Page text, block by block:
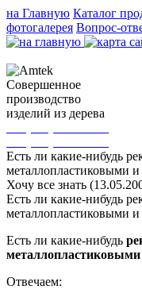
на Главную Каталог
фотогалерея Вопрос-
Cовершенное
производство
изделий из дерева
Есть ли какие-нибудь
металлопластиковыми
Хочу все знать
Есть ли какие-нибудь
металлопластиковыми
Есть ли какие-нибудь
Отвечаем: